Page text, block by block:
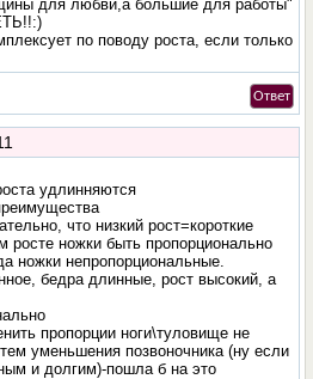
для любви,а большие для работы"
по поводу роста, если только
Ответ
удлинняются
что низкий рост=короткие
росте ножки быть пропорционально
ножки непропорциональные.
бедра длинные, рост высокий, а
пропорции ноги\туловище не
уменьшения позвоночника (ну если
и долгим)-пошла б на это